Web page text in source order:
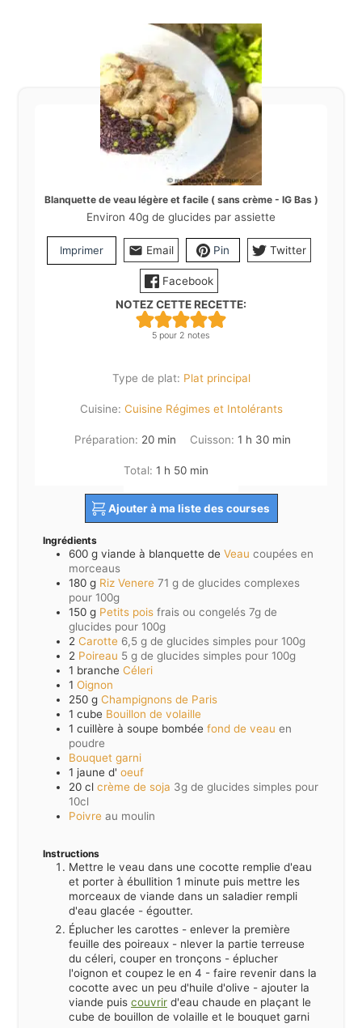
Blanquette de veau légère et facile ( sans crème - IG Bas )
Environ 40g de glucides par assiette
Imprimer Email Pin Twitter
Facebook
NOTEZ CETTE RECETTE:
5 pour 2 notes
Type de plat: Plat principal
Cuisine: Cuisine Régimes et Intolérants
Préparation: 20minutes
min Cuisson: 1heure
h 30minutes
min
Total:1 heure
h 50minutes
min
Ajouter à ma liste des courses
Ingrédients
600 g viande à blanquette de Veau coupées en
morceaus
180 g Riz Venere 71 g de glucides complexes
pour 100g
150 g Petits pois frais ou congelés 7g de
glucides pour 100g
2 Carotte 6,5 g de glucides simples pour 100g
2 Poireau 5 g de glucides simples pour 100g
1 branche Céleri
1 Oignon
250 g Champignons de Paris
1 cube Bouillon de volaille
1 cuillère à soupe bombée fond de veau en
poudre
Bouquet garni
1 jaune d' oeuf
20 cl crème de soja 3g de glucides simples pour
10cl
Poivre au moulin
Instructions
Mettre le veau dans une cocotte remplie d'eau
et porter à ébullition 1 minute puis mettre les
morceaux de viande dans un saladier rempli
d'eau glacée - égoutter.
Éplucher les carottes - enlever la première
feuille des poireaux - nlever la partie terreuse
du céleri, couper en tronçons - éplucher
l'oignon et coupez le en 4 - faire revenir dans la
cocotte avec un peu d'huile d'olive - ajouter la
viande puis couvrir d'eau chaude en plaçant le
cube de bouillon de volaille et le bouquet garni